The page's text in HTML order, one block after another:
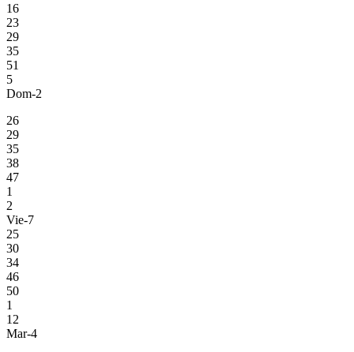
16
23
29
35
51
5
Dom-2
26
29
35
38
47
1
2
Vie-7
25
30
34
46
50
1
12
Mar-4